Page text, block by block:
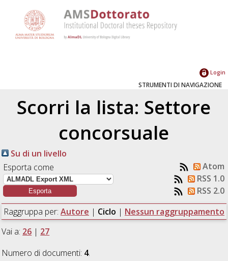
Login
STRUMENTI DI NAVIGAZIONE
Scorri la lista: Settore
concorsuale
Su di un livello
Esporta come
Atom
RSS 1.0
RSS 2.0
Raggruppa per: Autore | Ciclo | Nessun raggruppamento
Vai a: 26 | 27
Numero di documenti: 4.